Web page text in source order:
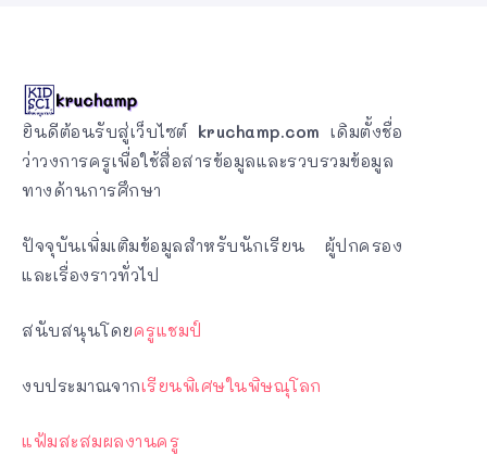
ยินดีต้อนรับสู่เว็บไซต์ kruchamp.com เดิมตั้งชื่อ
ว่าวงการครูเพื่อใช้สื่อสารข้อมูลและรวบรวมข้อมูล
ทางด้านการศึกษา
ปัจจุบันเพิ่มเติมข้อมูลสำหรับนักเรียน ผู้ปกครอง
และเรื่องราวทั่วไป
สนับสนุนโดยครูแชมป์
งบประมาณจากเรียนพิเศษในพิษณุโลก
แฟ้มสะสมผลงานครู